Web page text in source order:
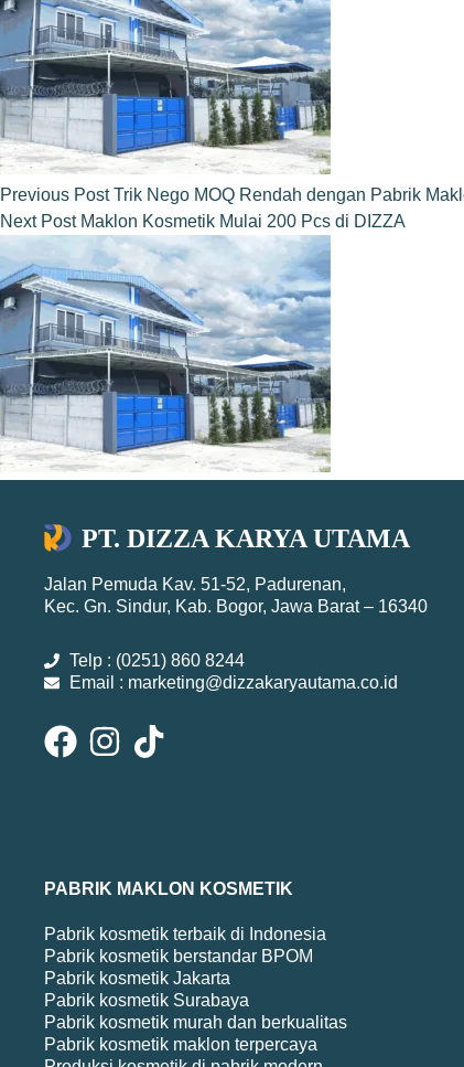
Previous Post Trik Nego MOQ Rendah dengan Pabrik
Next Post Maklon Kosmetik Mulai 200 Pcs di DIZZA
PT. DIZZA KARYA UTAMA
Jalan Pemuda Kav. 51-52, Padurenan,
Kec. Gn. Sindur, Kab. Bogor, Jawa Barat – 16340
Telp : (0251) 860 8244
Email : marketing@dizzakaryautama.co.id
PABRIK MAKLON KOSMETIK
Pabrik kosmetik terbaik di Indonesia
Pabrik kosmetik berstandar BPOM
Pabrik kosmetik Jakarta
Pabrik kosmetik Surabaya
Pabrik kosmetik murah dan berkualitas
Pabrik kosmetik maklon terpercaya